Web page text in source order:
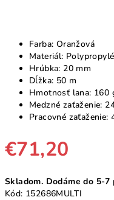
Farba: Oranžová
Materiál:
Hrúbka: 20 mm
Dĺžka: 50 m
Hmotnosť lana: 160
Medzné zaťaženie:
Pracovné zaťaženie:
€71,20
cena:
Skladom. Dodáme do 5-7
Kód: 152686MULTI